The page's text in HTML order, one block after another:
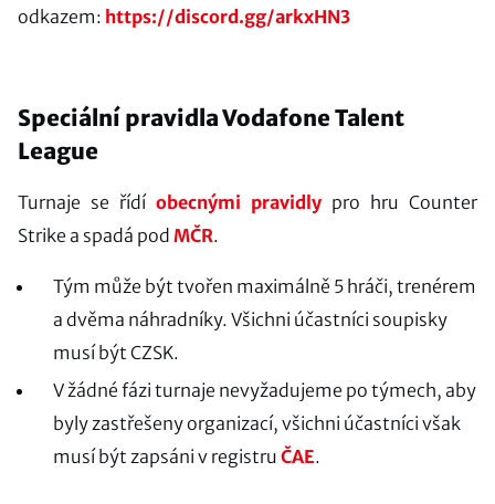
odkazem: https://discord.gg/arkxHN3
Speciální pravidla Vodafone Talent
League
Turnaje se řídí obecnými pravidly pro hru Counter
Strike a spadá pod MČR.
Tým může být tvořen maximálně 5 hráči, trenérem
a dvěma náhradníky. Všichni účastníci soupisky
musí být CZSK.
V žádné fázi turnaje nevyžadujeme po týmech, aby
byly zastřešeny organizací, všichni účastníci však
musí být zapsáni v registru ČAE.